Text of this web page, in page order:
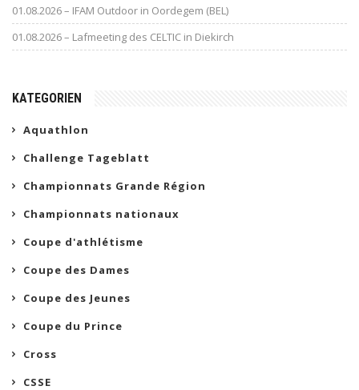
01.08.2026 – IFAM Outdoor in Oordegem (BEL)
01.08.2026 – Lafmeeting des CELTIC in Diekirch
KATEGORIEN
Aquathlon
Challenge Tageblatt
Championnats Grande Région
Championnats nationaux
Coupe d'athlétisme
Coupe des Dames
Coupe des Jeunes
Coupe du Prince
Cross
CSSE